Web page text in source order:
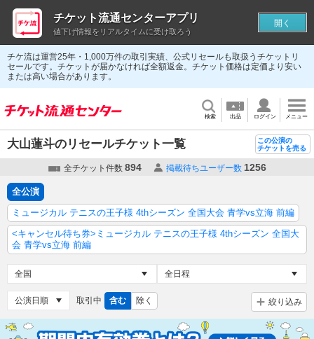
チケ流は運営25年・1,000万件の取引実績、公式リセールも取扱うチケットリ
セールです。チケットが届かなければ全額返金。チケット価格は定価より安い
または高い場合があります。
検索 出品 ログイン メニュー
大山蓮斗のリセールチケット一覧
この公演の
チケットを売る
全チケット件数 894 掲載待ちユーザー数 1256
全公演
ミュージカル テニスの王子様 4thシーズン 全国大会 青学vs立海 前編
<キャンセル待ち券>ミュージカル テニスの王子様 4thシーズン 全国大
会 青学vs立海 前編
取引中 含む 除く 絞り込み
チケット流通センターアプリ
値下げ情報をリアルタイムに受け取ろう
開く